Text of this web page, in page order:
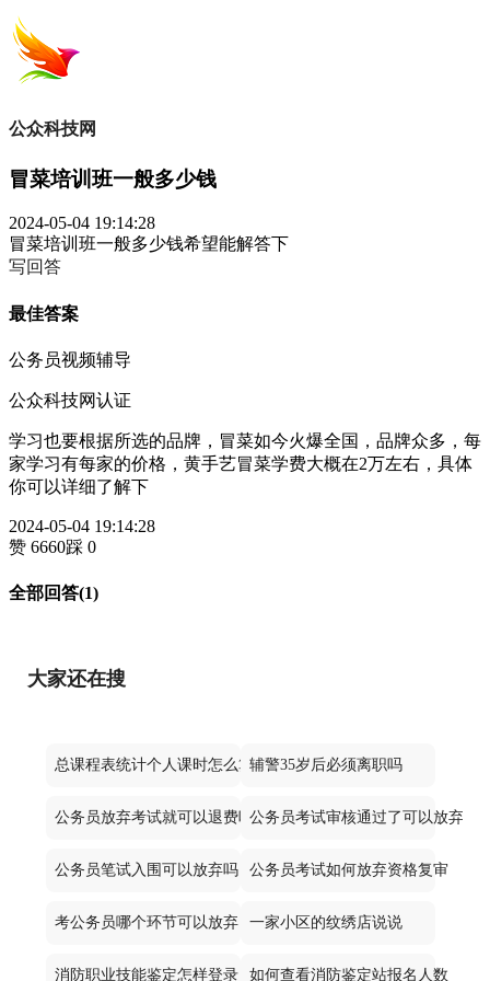
公众科技网
冒菜培训班一般多少钱
2024-05-04 19:14:28
冒菜培训班一般多少钱希望能解答下
写回答
最佳答案
公务员视频辅导
公众科技网认证
学习也要根据所选的品牌，冒菜如今火爆全国，品牌众多，每
家学习有每家的价格，黄手艺冒菜学费大概在2万左右，具体
你可以详细了解下
2024-05-04 19:14:28
赞 6660踩 0
全部回答(1)
大家还在搜
总课程表统计个人课时怎么算辅警35岁后必须离职吗
公务员放弃考试就可以退费吗公务员考试审核通过了可以放弃不
公务员笔试入围可以放弃吗 公务员考试如何放弃资格复审
考公务员哪个环节可以放弃 一家小区的纹绣店说说
消防职业技能鉴定怎样登录 如何查看消防鉴定站报名人数